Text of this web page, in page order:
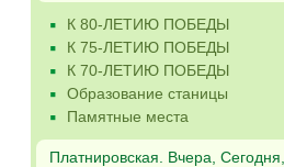
К 80-ЛЕТИЮ ПОБЕДЫ
К 75-ЛЕТИЮ ПОБЕДЫ
К 70-ЛЕТИЮ ПОБЕДЫ
Образование станицы
Памятные места
Платнировская. Вчера,